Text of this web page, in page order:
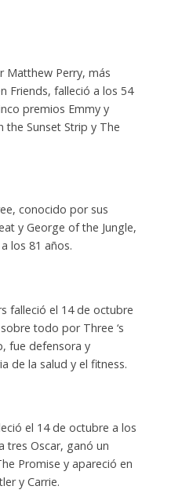
Matthew Perry, más
Friends, falleció a los 54
premios Emmy y
the Sunset Strip y The
conocido por sus
y George of the Jungle,
los 81 años.
falleció el 14 de octubre
todo por Three ‘s
fue defensora y
de la salud y el fitness.
el 14 de octubre a los
tres Oscar, ganó un
Promise y apareció en
y Carrie.